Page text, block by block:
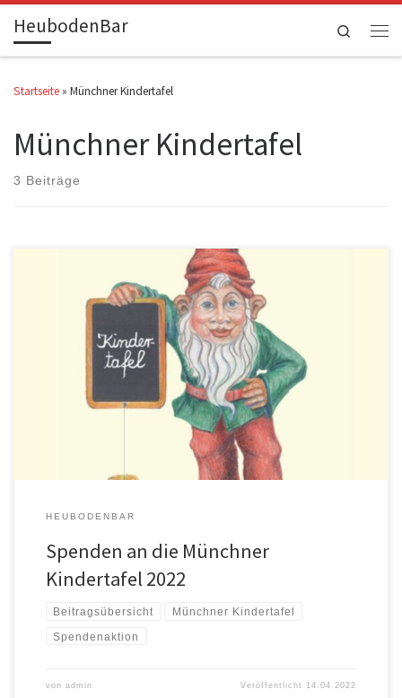
Zum Inhalt springen
HeubodenBar
Search
Startseite » Münchner Kindertafel
Münchner Kindertafel
3 Beiträge
Die Heubodenbar hat im Gastraum eine Spendendose für die Münchner
HEUBODENBAR
Spenden an die Münchner
Kindertafel 2022
Beitragsübersicht Münchner Kindertafel
Spendenaktion
von admin Veröffentlicht 14.04.2022